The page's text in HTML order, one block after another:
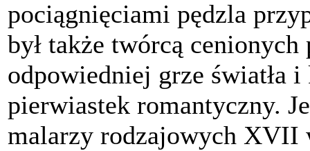
pociągnięciami pędzla
był także twórcą
odpowiedniej grze światła
pierwiastek romantyczny.
malarzy rodzajowych XVII